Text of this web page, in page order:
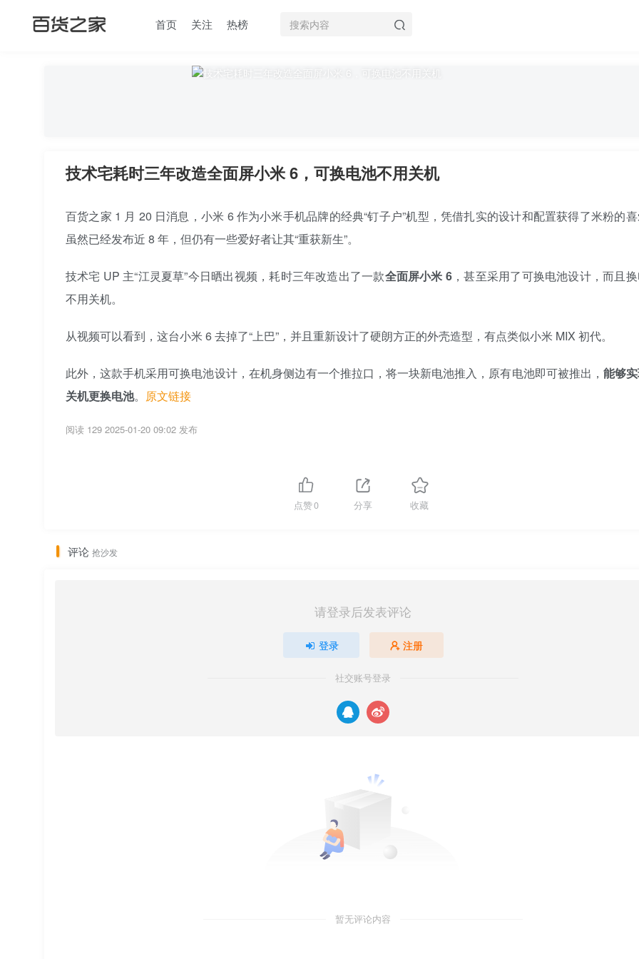
首页 关注 热榜
技术宅耗时三年改造全面屏小米 6，可换电池不用关机
百货之家 1 月 20 日消息，小米 6 作为小米手机品牌的经典“钉子户”机型，凭借扎实的设计和配置获得了米粉的
虽然已经发布近 8 年，但仍有一些爱好者让其“重获新生”。
技术宅 UP 主“江灵夏草”今日晒出视频，耗时三年改造出了一款全面屏小米 6，甚至采用了可换电池设计，而且
不用关机。
从视频可以看到，这台小米 6 去掉了“上巴”，并且重新设计了硬朗方正的外壳造型，有点类似小米 MIX 初代。
此外，这款手机采用可换电池设计，在机身侧边有一个推拉口，将一块新电池推入，原有电池即可被推出， 能够
关机更换电池。 原文链接
阅读 129 2025-01-20 09:02 发布
点赞0 分享 收藏
评论 抢沙发
请登录后发表评论
登录 注册
社交账号登录
暂无评论内容